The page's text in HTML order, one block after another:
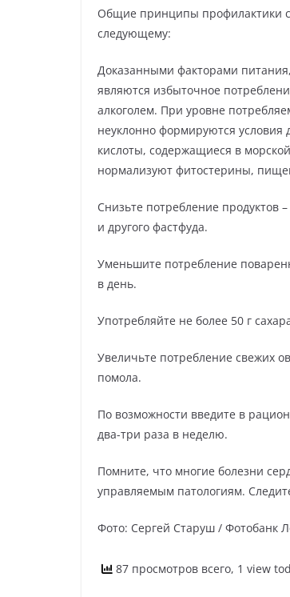
Общие принципы профилактики
следующему:
Доказанными факторами
являются избыточное
алкоголем. При уровне
неуклонно формируются условия
кислоты, содержащиеся в
нормализуют фитостерины,
Снизьте потребление продуктов
и другого фастфуда.
Уменьшите потребление
в день.
Употребляйте не более 50 г
Увеличьте потребление свежих
помола.
По возможности введите в
два-три раза в неделю.
Помните, что многие болезни
управляемым патологиям.
Фото: Сергей Старуш / Фотобанк
87 просмотров всего, 1 view